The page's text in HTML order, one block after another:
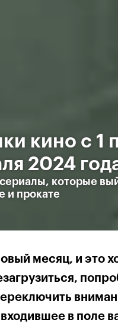
кино с 1
2024
которые
и прокате
месяц, и это
в поле